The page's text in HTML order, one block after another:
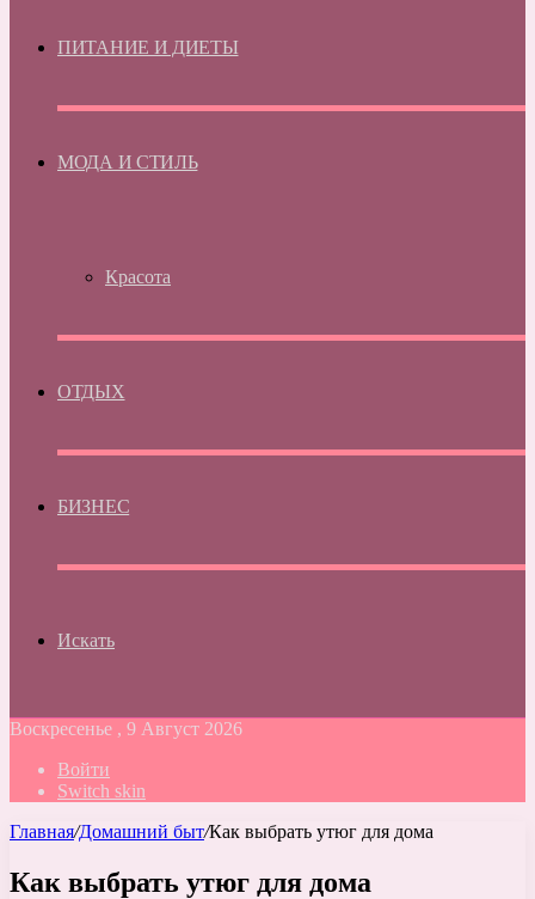
ПИТАНИЕ И ДИЕТЫ
МОДА И СТИЛЬ
Красота
ОТДЫХ
БИЗНЕС
Искать
Воскресенье , 9 Август 2026
Войти
Switch skin
Главная/Домашний быт/Как выбрать утюг для дома
Как выбрать утюг для дома